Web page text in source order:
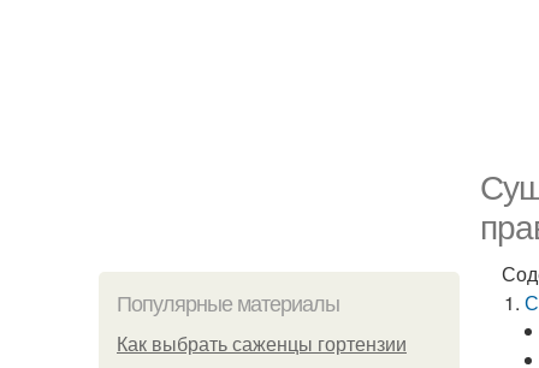
Популярные материалы
Как выбрать саженцы гортензии